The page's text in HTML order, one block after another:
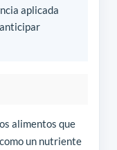
aplicada
alimentos que
un nutriente